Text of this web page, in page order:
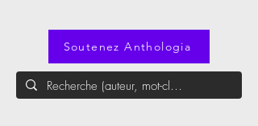
Soutenez Anthologia